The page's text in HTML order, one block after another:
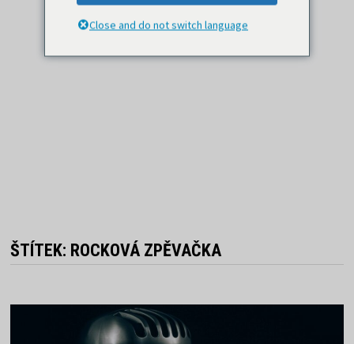
ŠTÍTEK: ROCKOVÁ ZPĚVAČKA
Close and do not switch language